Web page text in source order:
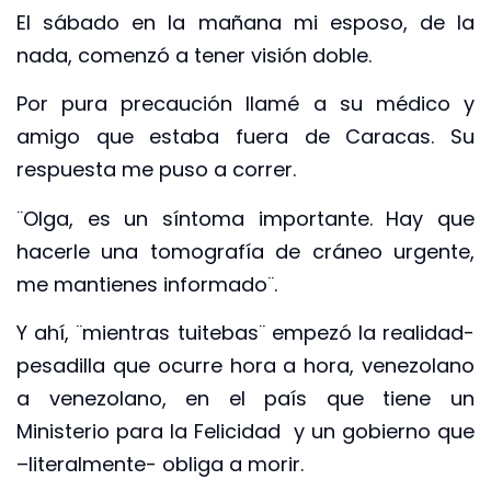
El sábado en la mañana mi esposo, de la
nada, comenzó a tener visión doble.
Por pura precaución llamé a su médico y
amigo que estaba fuera de Caracas. Su
respuesta me puso a correr.
¨Olga, es un síntoma importante. Hay que
hacerle una tomografía de cráneo urgente,
me mantienes informado¨.
Y ahí, ¨mientras tuitebas¨ empezó la realidad-
pesadilla que ocurre hora a hora, venezolano
a venezolano, en el país que tiene un
Ministerio para la Felicidad y un gobierno que
–literalmente- obliga a morir.